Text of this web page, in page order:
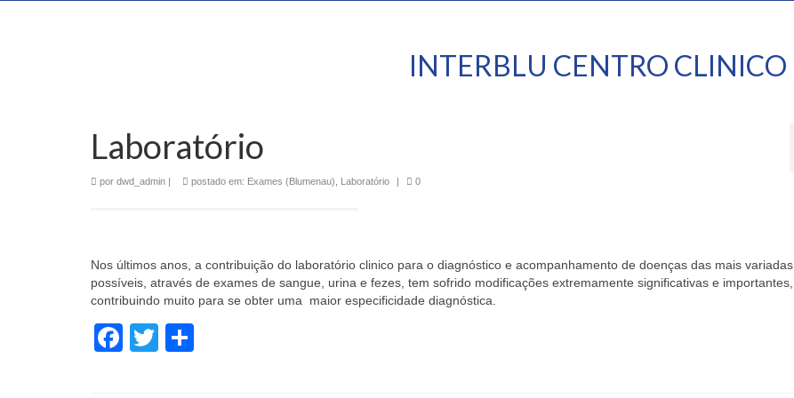
INTERBLU CENTRO CLINICO
Laboratório
por dwd_admin | postado em: Exames (Blumenau) Laboratório | 0
Nos últimos anos, a contribuição do laboratório clinico para o diagnóstico e acompanhamento de doenças das mais variadas
possíveis, através de exames de sangue, urina e fezes, tem sofrido modificações extremamente significativas e importantes,
contribuindo muito para se obter uma maior especificidade diagnóstica.
Facebook
Twitter